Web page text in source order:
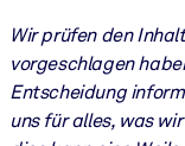
Wir prüfen den
vorgeschlagen
Entscheidung
uns für alles, was